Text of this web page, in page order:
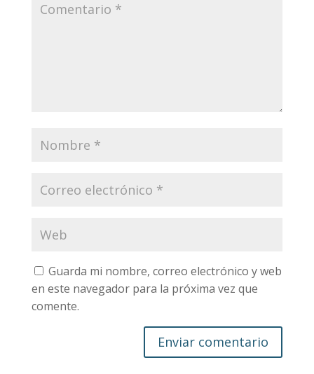
Guarda mi nombre, correo electrónico y web
en este navegador para la próxima vez que
comente.